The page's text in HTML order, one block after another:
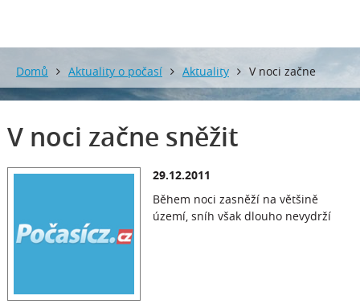
Domů Aktuality o počasí Aktuality V noci začne
sněžit
V noci začne sněžit
29.12.2011
Během noci zasněží na většině
území, sníh však dlouho nevydrží